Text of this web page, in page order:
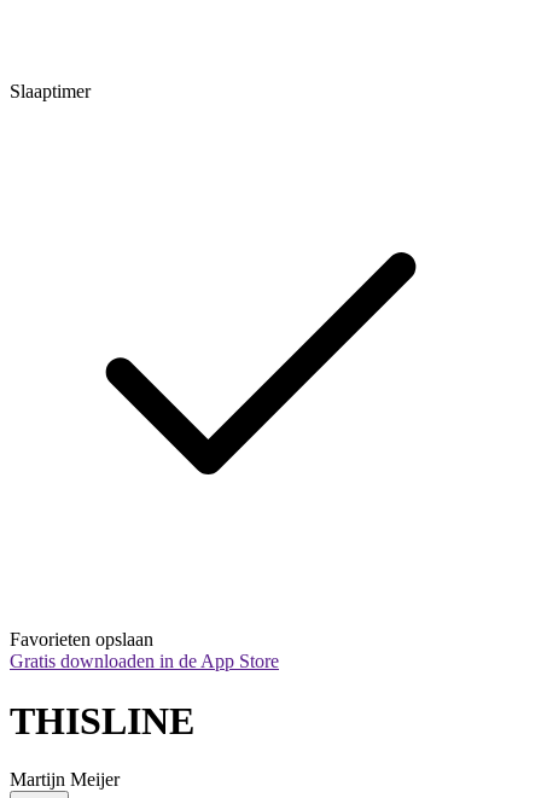
Slaaptimer
Favorieten opslaan
Gratis downloaden in de App Store
THISLINE
Martijn Meijer